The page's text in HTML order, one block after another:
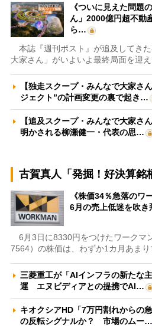
《ついに見えた問題
ん」2000億円超不動
ら…
本誌『週刊ポスト』が追及してき
大家さん」がいよいよ最終局面を迎
【独走スクープ・みんなで大家さ
ジェクト”の計画変更の裏で起き…
【追及スクープ・みんなで大家さ
明かされる柳瀬健一・代表の思…
古賀真人「発掘！好決算銘
《株価34％急落のワ
6月の売上低迷を吹
6月3日に8330円をつけたワークマ
7564）の株価は、わずか1カ月あま
三菱重工が「AIインフラの新たな
運 エヌビディアとの提携でAI…
キオクシアHD「7万円割れからの
の反転シグナルか？ 市場のムー…